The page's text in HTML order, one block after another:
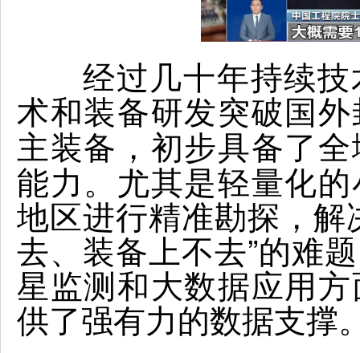
经过几十年持续技
术和装备研发突破国
主装备 ，初步具备了
能力。尤其是轻量化
地区进行精准勘探，解
去、装备上不去”的难
星监测和大数据应用
供了强有力的数据支撑